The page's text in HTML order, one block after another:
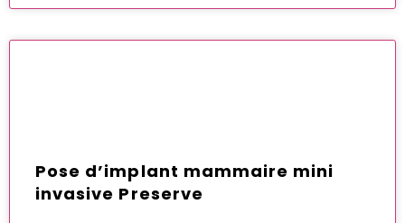
Pose d’implant mammaire mini
invasive Preserve